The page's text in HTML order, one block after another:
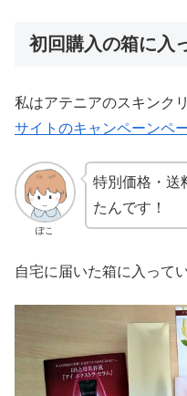
初回購入の箱に入
私はアテニアのスキンク
サイトのキャンペーンペ
ぽこ
特別価格・送
たんです！
自宅に届いた箱に入って